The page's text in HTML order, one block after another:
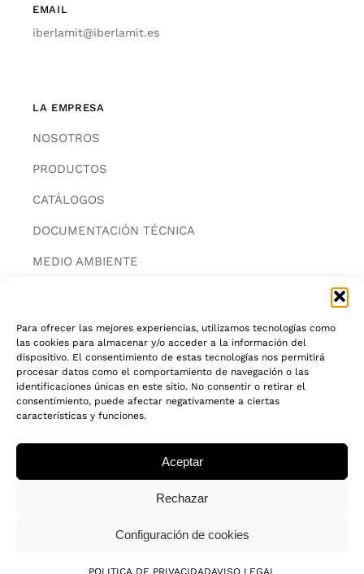
Para ofrecer las mejores experiencias, utilizamos tecnologías como
las cookies para almacenar y/o acceder a la información del
dispositivo. El consentimiento de estas tecnologías nos permitirá
procesar datos como el comportamiento de navegación o las
identificaciones únicas en este sitio. No consentir o retirar el
consentimiento, puede afectar negativamente a ciertas
características y funciones.
Aceptar
Rechazar
Configuración de cookies
POLITICA DE PRIVACIDADAVISO LEGAL
EMAIL
iberlamit@iberlamit.es
LA EMPRESA
NOSOTROS
PRODUCTOS
CATÁLOGOS
DOCUMENTACIÓN TÉCNICA
MEDIO AMBIENTE
INFORMACIÓN
AVISO LEGAL
POLITICA DE PRIVACIDAD
CADENA DE CUSTODIA FSC®